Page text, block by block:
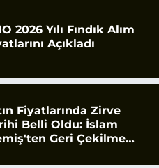
2026 Yılı Fındık Alım
Açıkladı
Fiyatlarında Zirve
Belli Oldu: İslam
Geri Çekilme